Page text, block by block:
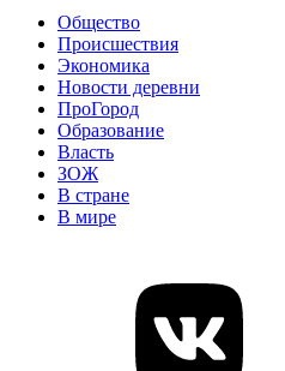
Общество
Происшествия
Экономика
Новости деревни
ПроГород
Образование
Власть
ЗОЖ
В стране
В мире